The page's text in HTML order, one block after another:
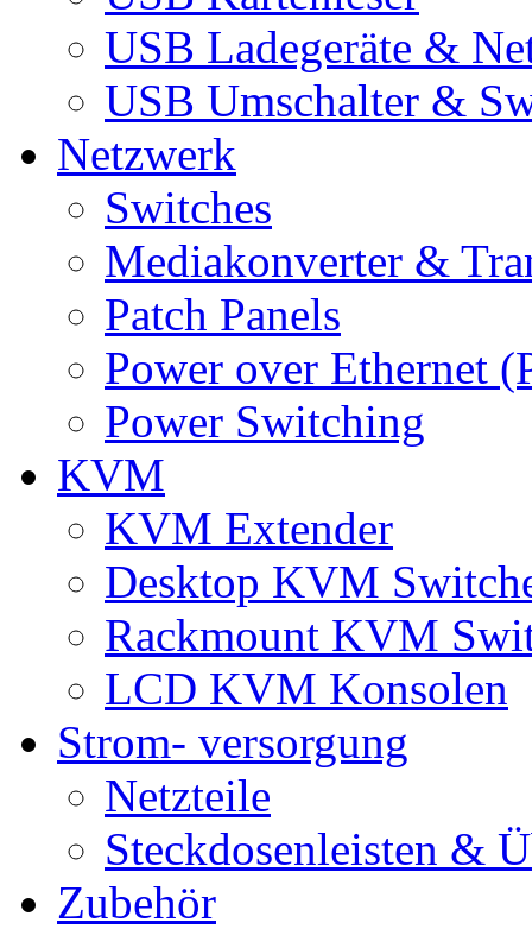
USB Ladegeräte &
USB Umschalter &
Netzwerk
Switches
Mediakonverter &
Patch Panels
Power over Ethernet
Power Switching
KVM
KVM Extender
Desktop KVM
Rackmount KVM
LCD KVM Konsolen
Strom- versorgung
Netzteile
Steckdosenleisten &
Zubehör